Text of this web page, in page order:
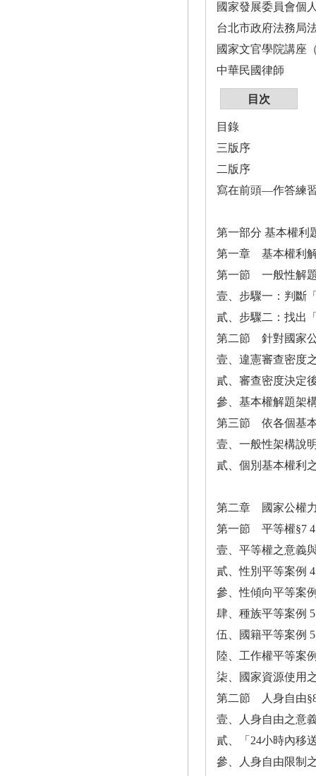
國家發展委員會個
台北市政府法務局
國家文官學院講座
中華民國律師
目次
目錄
三版序
二版序
寫在前頭—作答練
第一部分 基本權利
第一章 基本權利
第一節 一般性解
壹、步驟一：判斷
貳、步驟二：找出
第二節 針對國家公
壹、違憲審查密度
貳、審查密度決定
參、基本權解題架
第三節 依各個基
壹、一般性架構說
貳、個別基本權利
第二章 國家公權
第一節 平等權§7
壹、平等權之意義
貳、性別平等案例
參、性傾向平等案
肆、種族平等案例
伍、國籍平等案例
陸、工作權平等案
柒、國家資源使用
第二節 人身自由
壹、人身自由之意
貳、「24小時內移
參、人身自由限制